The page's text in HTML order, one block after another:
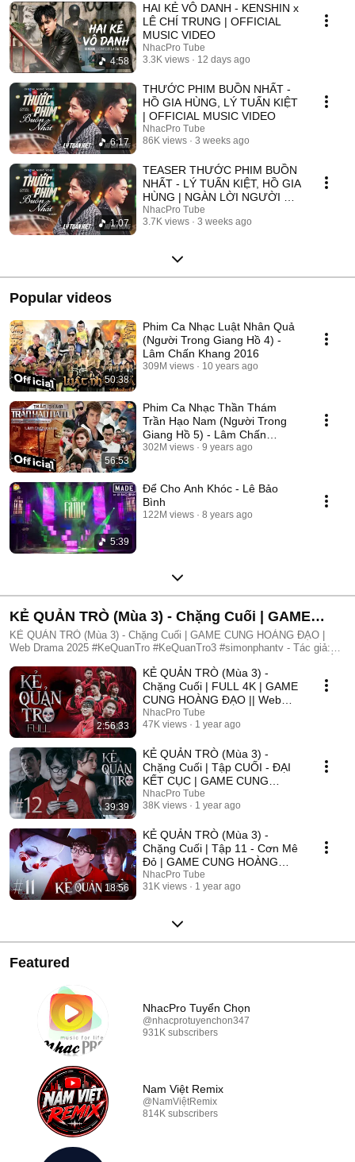
4:58
HAI KẺ VÔ DANH - KENSHIN x
LÊ CHÍ TRUNG | OFFICIAL
MUSIC VIDEO
NhacPro Tube
3.3K views
12 days ago
6:17
THƯỚC PHIM BUỒN NHẤT -
HỒ GIA HÙNG, LÝ TUẤN KIỆT
| OFFICIAL MUSIC VIDEO
NhacPro Tube
86K views
3 weeks ago
1:07
TEASER THƯỚC PHIM BUỒN
NHẤT - LÝ TUẤN KIỆT, HỒ GIA
HÙNG | NGÀN LỜI NGƯỜI ĐÃ
NÓI KHÔNG SAI ....
NhacPro Tube
3.7K views
3 weeks ago
Popular videos
50:38
Phim Ca Nhạc Luật Nhân Quả
(Người Trong Giang Hồ 4) -
Lâm Chấn Khang 2016
309M views 10 years ago
56:53
Phim Ca Nhạc Thần Thám
Trần Hạo Nam (Người Trong
Giang Hồ 5) - Lâm Chấn
Khang 2017
302M views 9 years ago
5:39
Để Cho Anh Khóc - Lê Bảo
Bình
122M views 8 years ago
KẺ QUẢN TRÒ (Mùa 3) - Chặng Cuối | GAME
CUNG HOÀNG ĐẠO | Web Drama 2025
KẺ QUẢN TRÒ (Mùa 3) - Chặng Cuối | GAME CUNG HOÀNG ĐẠO |
Web Drama 2025 #KeQuanTro #KeQuanTro3 #simonphantv - Tác giả:
Tâm, Trúc, Khánh Duy ► Một trò chơi kỳ lạ, với mức thưởng tiền tỷ.
Một trò chơi mang hơi hướng của show truyền hình thực tế, nhưng dần
trở nên đen tối hơn quà từng vòng. Ai sẽ là người chiến thắng cuối
cùng?. Mục đích của KẺ QUẢN TRÒ là gì?. Và gương mặt đằng sau
chiếc mặt nạ. Tất cả sẽ tiết lộ trong seri web drama KẺ QUẢN TRÒ
(Mùa 3) Simon Phan _ Anh trai Simon Huỳnh Nhựt _ Diễn viên Huỳnh
Nhựt Bnat _ Ca sĩ Bnat Bảo Ngân _ Cô giáo Bảo Ngân Trúc _ TikToker
Trúc Khánh Duy _ Nghệ sĩ Khánh Duy Simon Phan _ Em trai Cá Hồi
2:56:33
KẺ QUẢN TRÒ (Mùa 3) -
Chặng Cuối | FULL 4K | GAME
CUNG HOÀNG ĐẠO || Web
Drama 2025
NhacPro Tube
47K views
1 year ago
39:39
KẺ QUẢN TRÒ (Mùa 3) -
Chặng Cuối | Tập CUỐI - ĐẠI
KẾT CỤC | GAME CUNG
HOÀNG ĐẠO || Web Drama
2025
NhacPro Tube
38K views
1 year ago
18:56
KẺ QUẢN TRÒ (Mùa 3) -
Chặng Cuối | Tập 11 - Cơn Mê
Đỏ | GAME CUNG HOÀNG
ĐẠO || Web Drama 2025
NhacPro Tube
31K views
1 year ago
Featured
NhacPro Tuyển Chọn
@nhacprotuyenchon347
931K subscribers
Nam Việt Remix
@NamViệtRemix
814K subscribers